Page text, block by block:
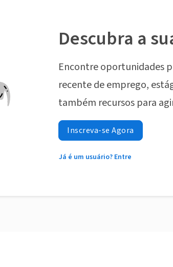
Descubra a
Encontre oportunidades
recente de emprego,
também recursos para
Inscreva-se Agora
Já é um usuário? Entre